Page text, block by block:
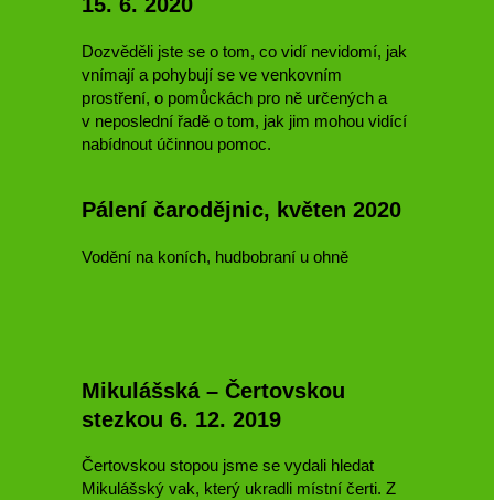
Dozvěděli jste se o tom, co vidí nevidomí, jak
vnímají a pohybují se ve venkovním
prostření, o pomůckách pro ně určených a
v neposlední řadě o tom, jak jim mohou vidící
nabídnout účinnou pomoc.
Pálení čarodějnic, květen 2020
Vodění na koních, hudbobraní u ohně
Mikulášská – Čertovskou
stezkou 6. 12. 2019
Čertovskou stopou jsme se vydali hledat
Mikulášský vak, který ukradli místní čerti. Z